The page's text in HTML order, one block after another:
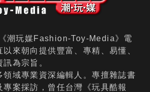
潮玩媒Fashion-Toy-Media》電
來朝向提供豐富、專精、易懂、
為宗旨。
領域專業資深編輯人。專擅雜誌書
案採訪，曾任台灣《玩具酷報